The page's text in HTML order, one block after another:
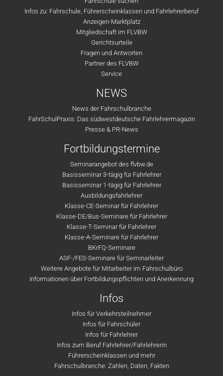
Infos zu: Fahrschule, Führerscheinklassen und Fahrlehrerberuf
Anzeigen-Marktplatz
Mitgliedschaft im FLVBW
Gerichtsurteile
Fragen und Antworten
Partner des FLVBW
Service
NEWS
News der Fahrschulbranche
FahrSchulPraxis: Das südwestdeutsche Fahrlehrermagazin
Presse & PR-News
Fortbildungstermine
Seminarangebot des flvbw.de
Basisseminar 3-tägig für Fahrlehrer
Basisseminar 1-tägig für Fahrlehrer
Ausbildungsfahrlehrer
Klasse-CE-Seminar für Fahrlehrer
Klasse-DE/Bus-Seminare für Fahrlehrer
Klasse-T-Seminar für Fahrlehrer
Klasse-A-Seminare für Fahrlehrer
BKrFQ-Seminare
ASF-/FES-Seminare für Seminarleiter
Weitere Angebote für Mitarbeiter im Fahrschulbüro
Informationen über Fortbildungspflichten und Anerkennung
Infos
Infos für Verkehrsteilnehmer
Infos für Fahrschüler
Infos für Fahrlehrer
Infos zum Beruf Fahrlehrer/Fahrlehrerin
Führerscheinklassen und mehr
Fahrschulbranche: Zahlen, Daten, Fakten